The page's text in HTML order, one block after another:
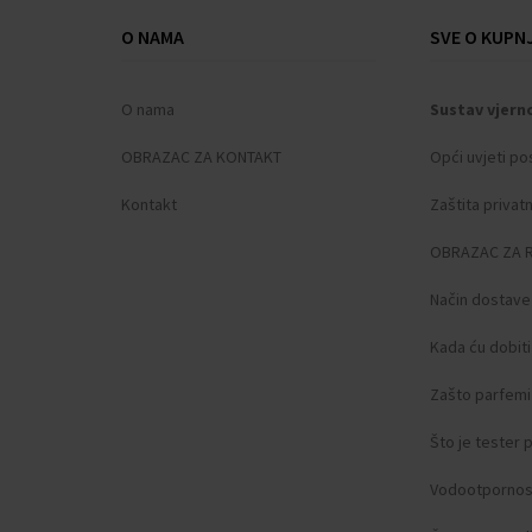
Poklopac kućišta: Stakleno dno, pričvršćeno
Kruna: Pričvršćena
Stil: Sportski
Maksimalni obujam zapešća: 215
O NAMA
O nama
OBRAZAC ZA KONTAKT
Kontakt
SVE O
Sustav
Opći uvjeti
Zaštita
OBRAZAC ZA
Način dostave
Kada ću
Zašto
Što je tester